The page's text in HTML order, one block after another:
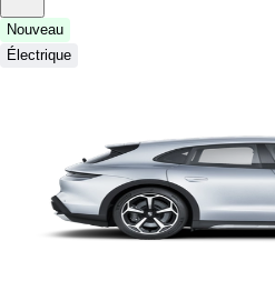
Nouveau
Électrique